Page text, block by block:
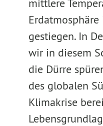
mittlere
gestiegen. In
wir in diesem
die Dürre
des globalen
Klimakrise